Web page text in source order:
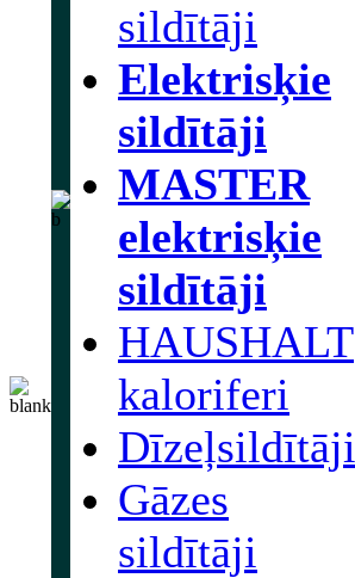
sildītāji
Elektrisķie
sildītāji
MASTER
elektrisķie
sildītāji
HAUSHALT
kaloriferi
Dīzeļsildītāji
Gāzes
sildītāji